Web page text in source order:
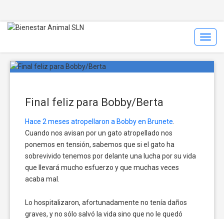
Final feliz para Bobby/Berta
Hace 2 meses atropellaron a Bobby en Brunete
Cuando nos avisan por un gato atropellado nos
ponemos en tensión, sabemos que si el gato ha
sobrevivido tenemos por delante una lucha por su vida
que llevará mucho esfuerzo y que muchas veces
acaba mal.
Lo hospitalizaron, afortunadamente no tenía daños
graves, y no sólo salvó la vida sino que no le quedó